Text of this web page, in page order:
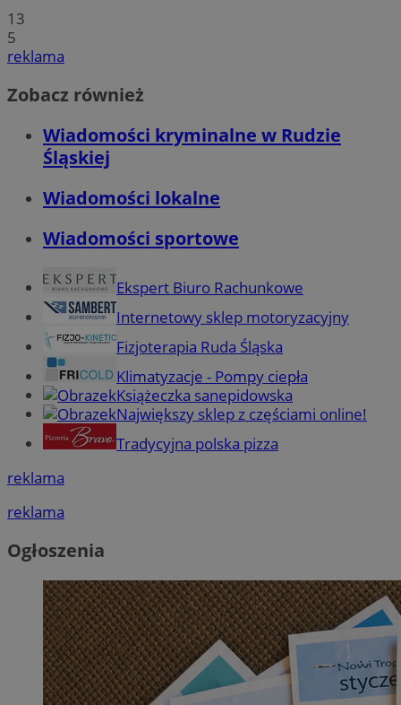
13
5
reklama
Zobacz również
Wiadomości kryminalne w Rudzie
Śląskiej
Wiadomości lokalne
Wiadomości sportowe
Ekspert Biuro Rachunkowe
Internetowy sklep motoryzacyjny
Fizjoterapia Ruda Śląska
Klimatyzacje - Pompy ciepła
Książeczka sanepidowska
Największy sklep z częściami online!
Tradycyjna polska pizza
reklama
reklama
Ogłoszenia